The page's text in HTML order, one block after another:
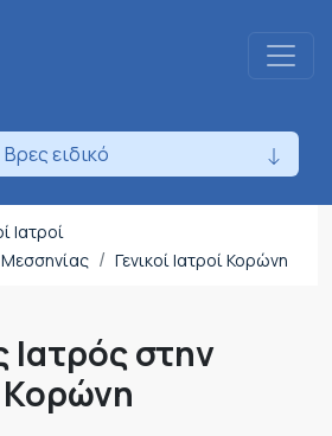
Βρες ειδικό
Ιατροί
Γενικοί Ιατροί Κορώνη
Ιατρός στην
Κορώνη